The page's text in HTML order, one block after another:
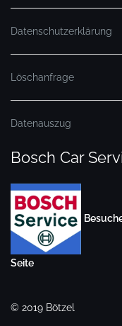
Datenschutzerklärung
Löschanfrage
Datenauszug
Bosch Car
Seite
© 2019 Bötzel